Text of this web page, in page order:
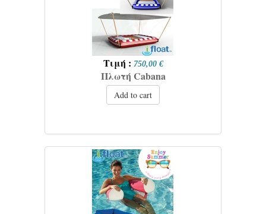
Τιμή : 750,00 €
Πλωτή Cabana
Add to cart